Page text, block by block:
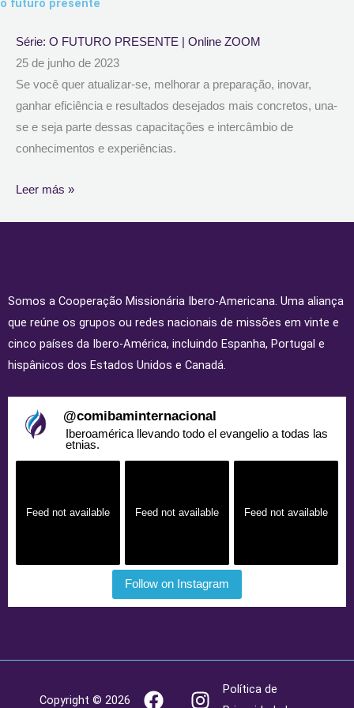
Série: O FUTURO PRESENTE | Online ZOOM
25 de junho de 2023
Se você quer atualizar-se, melhorar a preparação, inovar,
ganhar eficiência e resultados desejados mais concretos, una-
se e seja parte dessas capacitações e intercâmbio de
conhecimentos e experiências.
Leer más »
Somos a Cooperação Missionária Ibero-Americana. Uma aliança
que reúne os grupos ou redes nacionais de missões em vinte e
cinco países da Ibero-América, incluindo Espanha, Portugal e
hispânicos dos Estados Unidos e Canadá.
@comibaminternacional
Iberoamérica llevando todo el evangelio a todas las
etnias.
Feed not available Feed not available Feed not available
Follow on Instagram
Copyright © 2026
F
I
Política de